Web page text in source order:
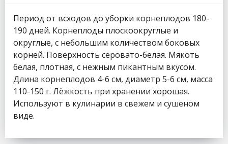
Период от всходов до уборки корнеплодов 180-
190 дней. Корнеплоды плоскоокруглые и
округлые, с небольшим количеством боковых
корней. Поверхность серовато-белая. Мякоть
белая, плотная, с нежным пикантным вкусом.
Длина корнеплодов 4-6 см, диаметр 5-6 см, масса
110-150 г. Лёжкость при хранении хорошая.
Используют в кулинарии в свежем и сушеном
виде.